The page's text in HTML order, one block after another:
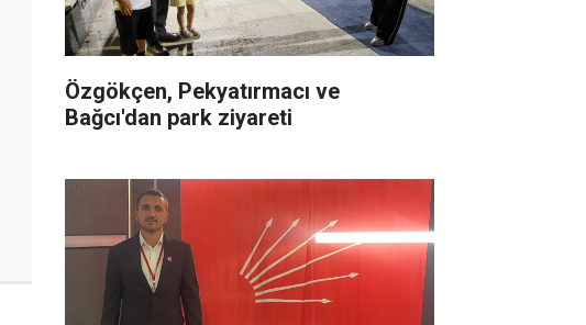
Özgökçen, Pekyatırmacı ve
Bağcı'dan park ziyareti